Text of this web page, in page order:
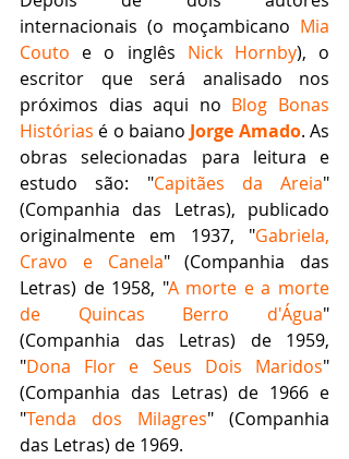
internacionais (o moçambicano Mia
Couto e o inglês Nick Hornby), o
escritor que será analisado nos
próximos dias aqui no Blog Bonas
Histórias é o baiano Jorge Amado. As
obras selecionadas para leitura e
estudo são: "Capitães da Areia"
(Companhia das Letras), publicado
originalmente em 1937, "Gabriela,
Cravo e Canela" (Companhia das
Letras) de 1958, "A morte e a morte
de Quincas Berro d'Água"
(Companhia das Letras) de 1959,
"Dona Flor e Seus Dois Maridos"
(Companhia das Letras) de 1966 e
"Tenda dos Milagres" (Companhia
das Letras) de 1969.